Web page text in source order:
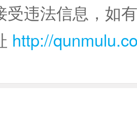
受违法信息，如
http://